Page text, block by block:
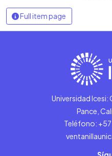
Full item page
Universidad Icesi:
Pance,
Teléfono: